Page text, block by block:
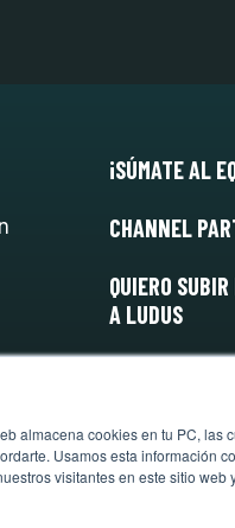
almacena cookies en tu PC,
Usamos esta información
visitantes en este sitio
¡SÚMATE AL
CHANNEL
QUIERO
A LUDUS